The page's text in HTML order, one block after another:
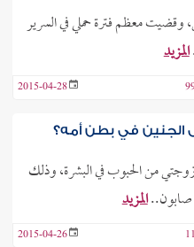
وقضيت معظم فترة حملي في السرير
المزيد
2015-04-28
الجنين في بطن أمه؟
زوجتي من الحبوب في البشرة، وذلك
صابون..المزيد
2015-04-26